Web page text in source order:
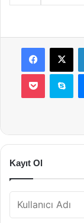
Facebook
X
Pocket
Kayıt Ol